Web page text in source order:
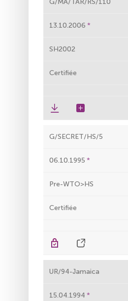
13.10.2006
SH2002
Certifiée
G/SECRET/HS/5
06.10.1995
Pre-WTO>HS
Certifiée
UR/94-Jamaica
15.04.1994